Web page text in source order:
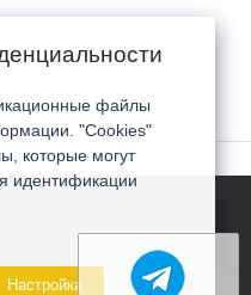
файлы
"Cookies"
которые могут
идентификации
Настройка